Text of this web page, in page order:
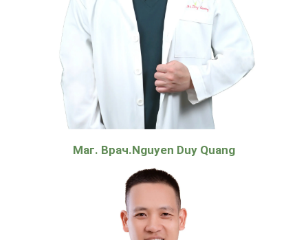
Маг. Врач.Nguyen Duy Quang